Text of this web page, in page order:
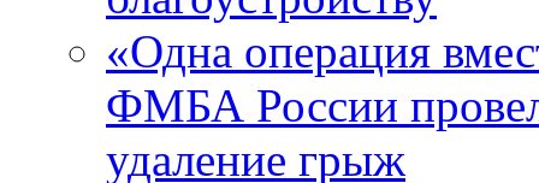
«Одна операция
ФМБА России
удаление грыж